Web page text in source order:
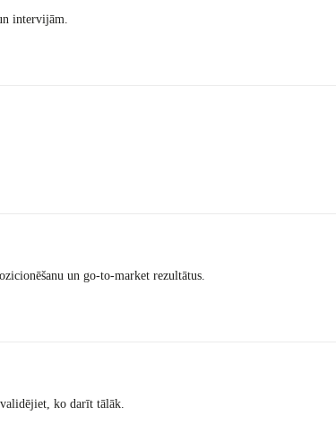
intervijām.
un go-to-market rezultātus.
ko darīt tālāk.